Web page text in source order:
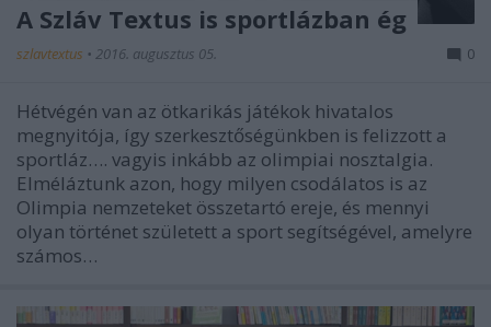
A Szláv Textus is sportlázban ég
szlavtextus • 2016. augusztus 05. 0
Hétvégén van az ötkarikás játékok hivatalos
megnyitója, így szerkesztőségünkben is felizzott a
sportláz…. vagyis inkább az olimpiai nosztalgia.
Elméláztunk azon, hogy milyen csodálatos is az
Olimpia nemzeteket összetartó ereje, és mennyi
olyan történet született a sport segítségével, amelyre
számos…